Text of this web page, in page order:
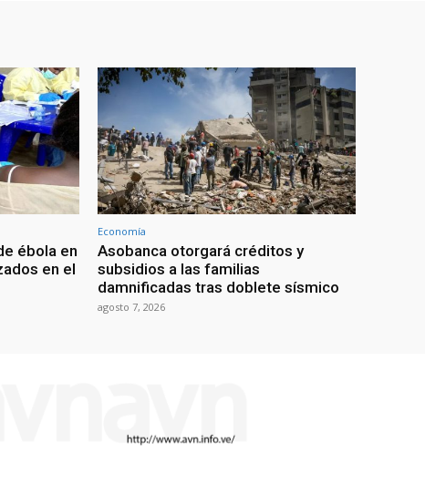
ébola en
en el
Economía
Asobanca otorgará créditos y
subsidios a las familias
damnificadas tras doblete sísmico
agosto 7, 2026